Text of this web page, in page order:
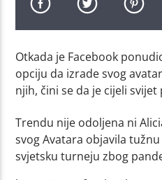
Otkada je Facebook
opciju da izrade svog
njih, čini se da je cijeli
Trendu nije odoljena ni
svog Avatara objavila
svjetsku turneju zbog